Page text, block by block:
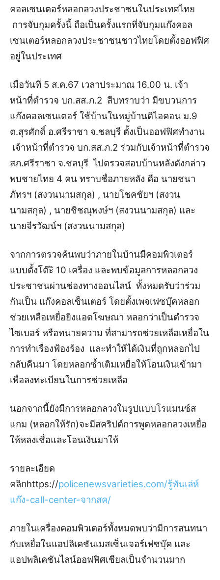
คอลเซนเตอร์หลอกลวงประชาชนในประเทศไทย
การจับกุมครั้งนี้ ถือเป็นครั้งแรกที่จับกุมแก๊งคอล
เซนเตอร์หลอกลวงประชาชนชาวไทยโดยตั้งออฟฟิศ
อยู่ในประเทศ
เมื่อวันที่ 5 ส.ค.67 เวลาประมาณ 16.00 น. เจ้า
หน้าที่ตำรวจ บก.สส.ภ.2 สืบทราบว่า มีขบวนการ
แก๊งคอลเซนเตอร์ ใช้บ้านในหมู่บ้านดิไอคอน ม.9
ต.สุรศักดิ์ อ.ศรีราชา จ.ชลบุรี ตั้งเป็นออฟฟิศทำงาน
เจ้าหน้าที่ตำรวจ บก.สส.ภ.2 ร่วมกับเจ้าหน้าที่ตำรวจ
สภ.ศรีราชา จ.ชลบุรี ไปตรวจสอบบ้านหลังดังกล่าว
พบชายไทย 4 คน ทราบชื่อภายหลัง คือ นายชนา
ภัทรฯ (สงวนนามสกุล) , นายโชคชัยฯ (สงวน
นามสกุล) , นายชิชณุพงษ์ฯ (สงวนนามสกุล) และ
นายจีรวัฒน์ฯ (สงวนนามสกุล)
จากการตรวจค้นพบว่าภายในบ้านมีคอมพิวเตอร์
แบบตั้งโต๊ะิ 10 เครื่อง และพบข้อมูลการหลอกลวง
ประชาชนผ่านช่องทางออนไลน์ ทั้งหมดรับว่าร่วม
กันเป็น แก๊งคอลเซ็นเตอร์ โดยตั้งเพจเฟซบุ๊คหลอก
ช่วยเหลือเหยื่อยิงแอดโฆษณา หลอกว่าเป็นตำรวจ
ไซเบอร์ หรือทนายความ ที่สามารถช่วยเหลือเหยื่อใน
การทำเรื่องฟ้องร้อง และทำให้ได้เงินที่ถูกหลอกไป
กลับคืนมา โดยหลอกซ้ำเติมเหยื่อให้โอนเงินเข้ามา
เพื่อลงทะเบียนในการช่วยเหลือ
นอกจากนี้ยังมีการหลอกลวงในรูปแบบโรแมนซ์ส
แกม (หลอกให้รัก)จะมีสคริปต์การพูดหลอกลวงเหยื่อ
ให้หลงเชื่อและโอนเงินมาให้
รายละเอียด
คลิกhttps://policenewsvarieties.com/รู้ทันเล่ห์
แก๊ง-call-center-จากสค/
ภายในเครื่องคอมพิวเตอร์ทั้งหมดพบว่ามีการสนทนา
กับเหยื่อในแอปลิเคชันเมสเซ็นเจอร์เฟซบุ๊ค และ
แอปพลิเคชันไลน์ออฟฟิศเชียลเป็นจำนวนมาก